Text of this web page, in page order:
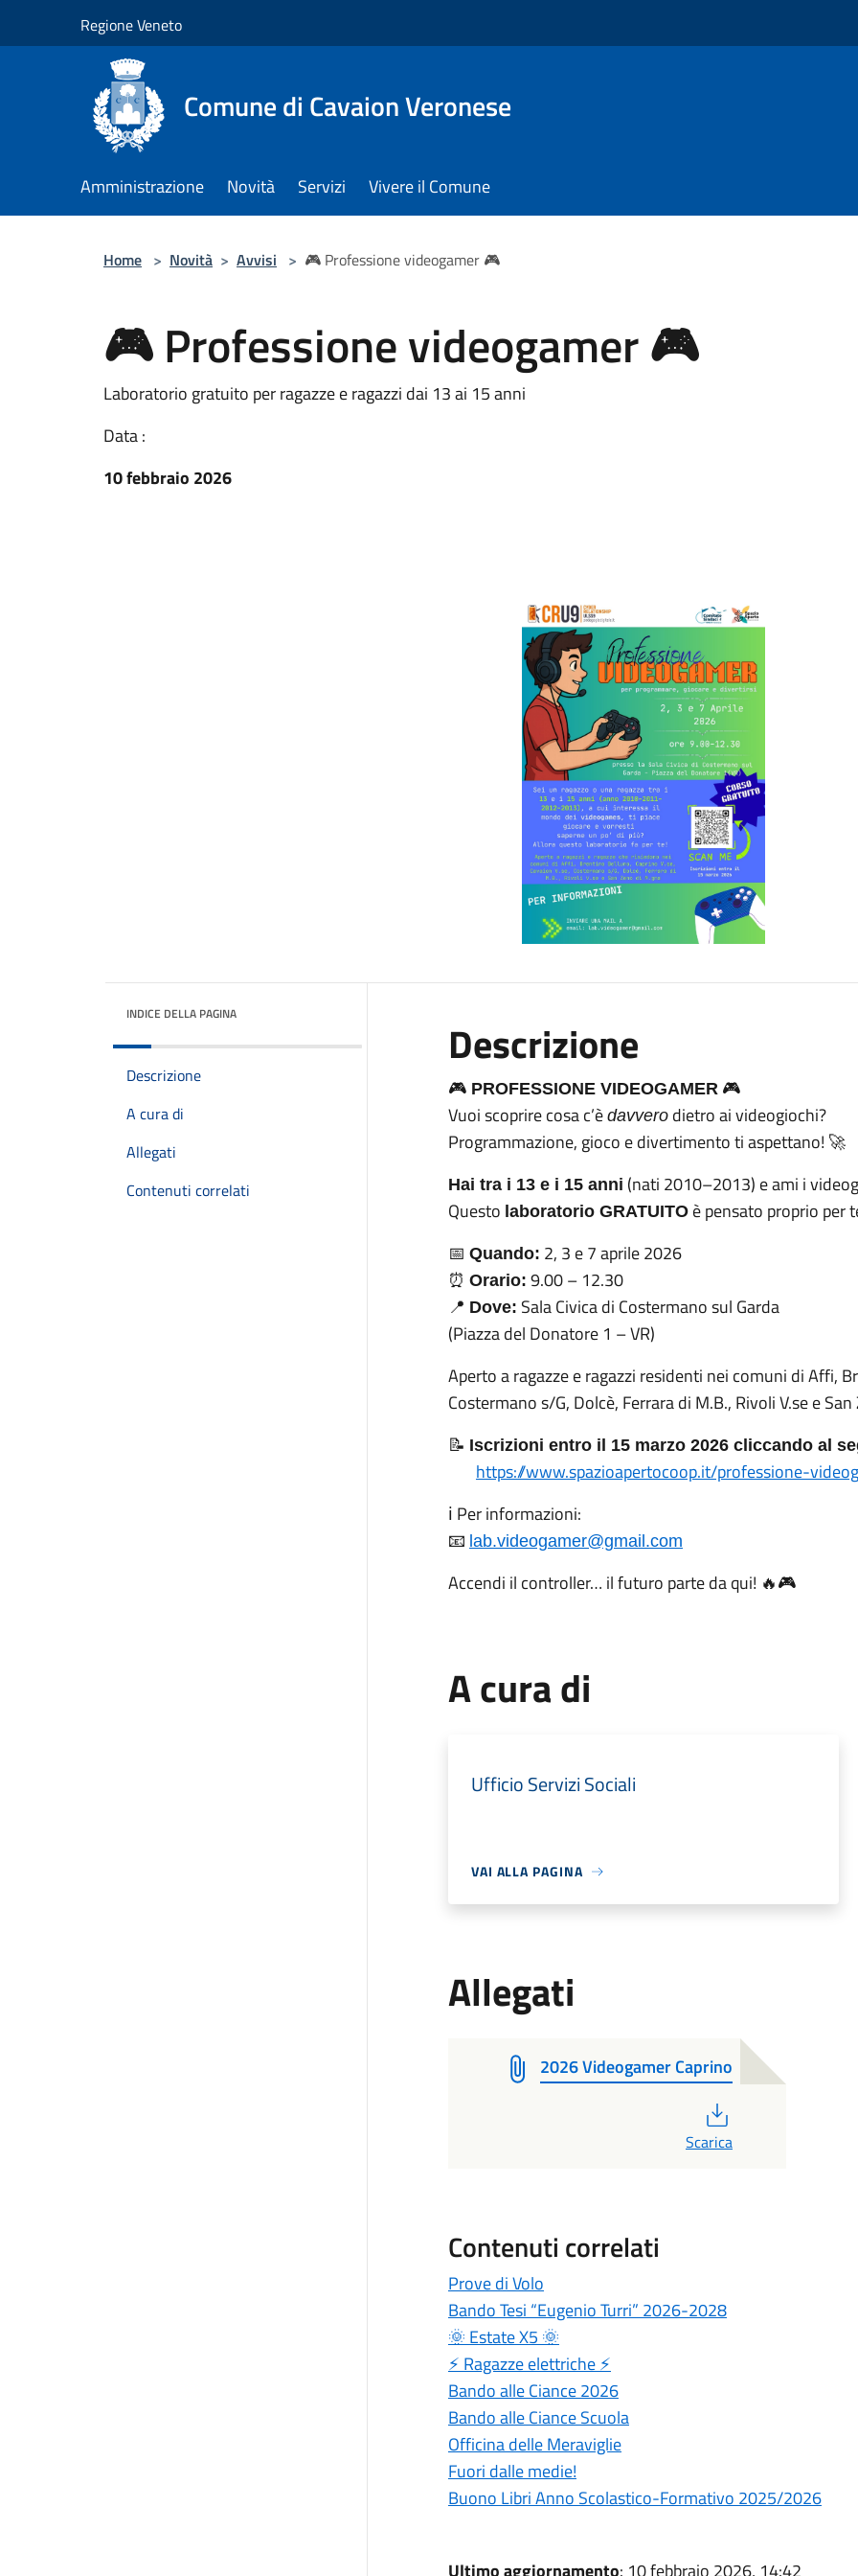
Regione Veneto
Comune di Cavaion Veronese
Amministrazione Novità Servizi Vivere il Comune
Home > Novità > Avvisi > 🎮 Professione videogamer 🎮
🎮 Professione videogamer 🎮
Laboratorio gratuito per ragazze e ragazzi dai 13 ai 15 anni
Data :
10 febbraio 2026
INDICE DELLA PAGINA
Descrizione
A cura di
Allegati
Contenuti correlati
Descrizione
🎮 PROFESSIONE VIDEOGAMER 🎮
Vuoi scoprire cosa c’è davverodietro ai videogiochi?
Programmazione, gioco e divertimento ti aspettano! 🚀
Hai tra i 13 e i 15 anni (nati 2010–2013) e ami i
Questo laboratorio GRATUITOè pensato proprio per
📅 Quando: 2, 3 e 7 aprile 2026
⏰ Orario: 9.00 – 12.30
📍 Dove: Sala Civica di Costermano sul Garda
(Piazza del Donatore 1 – VR)
Aperto a ragazze e ragazzi residenti nei comuni di Affi,
Costermano s/G, Dolcè, Ferrara di M.B., Rivoli V.se e
📝 Iscrizioni entro il 15 marzo 2026 cliccando al
https://www.spazioapertocoop.it/professione-
ℹ️ Per informazioni:
📧 lab.videogamer@gmail.com
Accendi il controller… il futuro parte da qui! 🔥🎮
A cura di
Ufficio Servizi Sociali
VAI ALLA PAGINA
Allegati
2026 Videogamer Caprino
Scarica
Contenuti correlati
Prove di Volo
Bando Tesi “Eugenio Turri” 2026-2028
🌞 Estate X5 🌞
⚡ Ragazze elettriche ⚡
Bando alle Ciance 2026
Bando alle Ciance Scuola
Officina delle Meraviglie
Fuori dalle medie!
Buono Libri Anno Scolastico-Formativo 2025/2026
Ultimo aggiornamento: 10 febbraio 2026, 14:42